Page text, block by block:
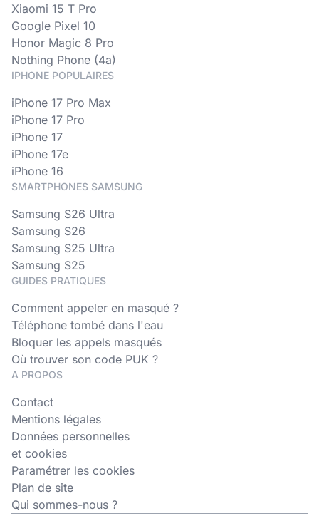
Xiaomi 15 T Pro
Google Pixel 10
Honor Magic 8 Pro
Nothing Phone (4a)
IPHONE POPULAIRES
iPhone 17 Pro Max
iPhone 17 Pro
iPhone 17
iPhone 17e
iPhone 16
SMARTPHONES SAMSUNG
Samsung S26 Ultra
Samsung S26
Samsung S25 Ultra
Samsung S25
GUIDES PRATIQUES
Comment appeler en masqué ?
Téléphone tombé dans l'eau
Bloquer les appels masqués
Où trouver son code PUK ?
A PROPOS
Contact
Mentions légales
Données personnelles
et cookies
Paramétrer les cookies
Plan de site
Qui sommes-nous ?